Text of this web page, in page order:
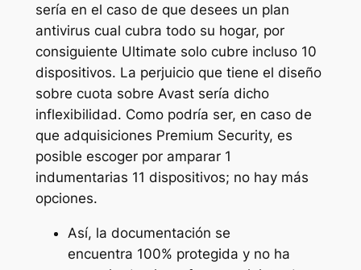
serí­a en el caso de que desees un plan
antivirus cual cubra todo su hogar, por
consiguiente Ultimate solo cubre incluso 10
dispositivos. La perjuicio que tiene el diseño
sobre cuota sobre Avast serí­a dicho
inflexibilidad. Como podrí­a ser, en caso de
que adquisiciones Premium Security, es
posible escoger por amparar 1
indumentarias 11 dispositivos; no hay más
opciones.
Así, la documentación se
encuentra 100% protegida y no ha